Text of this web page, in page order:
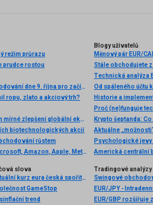
režim průrazu
prudce rostou
GBP/USD: Jednoduché tipy na obchodování dne 9. října pro začínající obchodníky (seance v USA)
ropu, zlato a akciový trh?
Makro: Světová banka letos čeká jen mírné zlepšení globální ekonomiky
biotechnologických akcií
růstem
Firemní výsledky pro tento týden: Microsoft, Amazon, Apple, Meta, Alphabet, Visa, Starbucks…
Blogy uživatelů
Měnový pár EUR/
Historie a
Proč (ne)funguje
Aktuálne
Psychologické jevy
slova
Aktuální kurz eura česká spořitelna
GameStop
trend
Tradingové analýzy
Swingové
EUR/JPY -
EUR/GBP rozšiřuje